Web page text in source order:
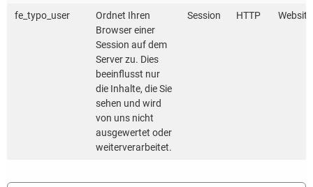
Das digitale Tool berücksichtigt unter anderem den
Fuhrpark, Dienstreisen sowie die Mobilität der
Mitarbeitenden. Es ist modular aufgebaut und
umfasst bis zu sieben thematische Module. Auf Basis
standortspezifischer Eingaben erhalten die Anwender
eine übersichtliche Bestandsaufnahme sowie klar
priorisierte Maßnahmenempfehlungen je Modul.
fe_typo_user
Ordnet Ihren
Browser einer
Session auf dem
Server zu. Dies
beeinflusst nur
die Inhalte, die Sie
sehen und wird
von uns nicht
ausgewertet oder
weiterverarbeitet.
Session HTTP Website